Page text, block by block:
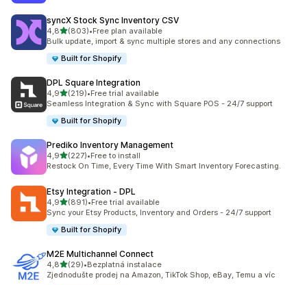
syncX Stock Sync Inventory CSV
4,8z 5 hvězd
(803)
Celkový počet recenzí: 803
•Free plan available
Bulk update, import & sync multiple stores and any connections
Built for Shopify
DPL Square Integration
4,9z 5 hvězd
(219)
Celkový počet recenzí: 219
•Free trial available
Seamless Integration & Sync with Square POS - 24/7 support
Built for Shopify
Prediko Inventory Management
4,9z 5 hvězd
(227)
Celkový počet recenzí: 227
•Free to install
Restock On Time, Every Time With Smart Inventory Forecasting.
Etsy Integration ‑ DPL
4,9z 5 hvězd
(891)
Celkový počet recenzí: 891
•Free trial available
Sync your Etsy Products, Inventory and Orders - 24/7 support
Built for Shopify
M2E Multichannel Connect
4,8z 5 hvězd
(29)
Celkový počet recenzí: 29
•Bezplatná instalace
Zjednodušte prodej na Amazon, TikTok Shop, eBay, Temu a víc